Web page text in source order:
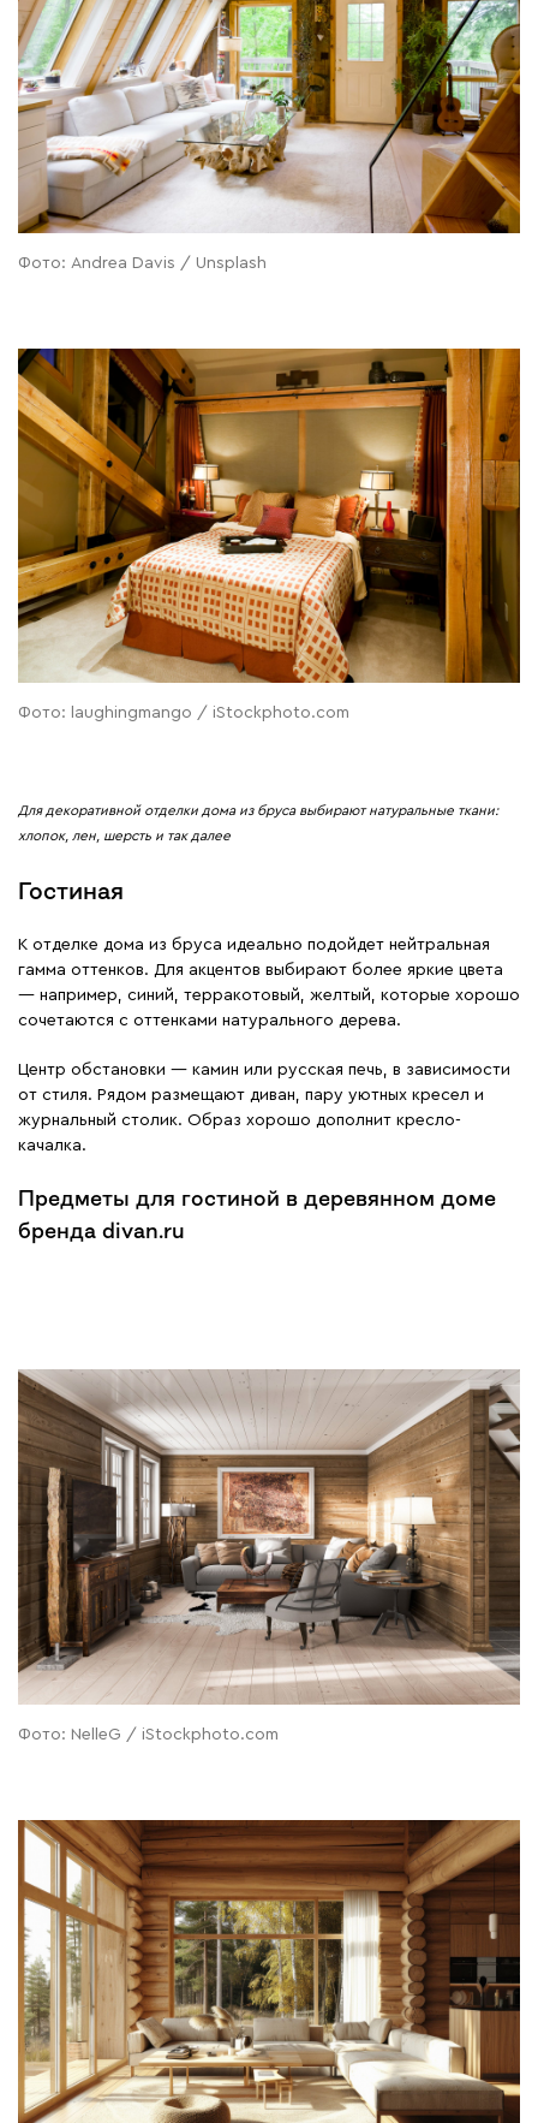
Фото: Andrea Davis / Unsplash
Фото: laughingmango / iStockphoto.com
Для декоративной отделки дома из бруса выбирают натуральные ткани:
хлопок, лен, шерсть и так далее
Гостиная
К отделке дома из бруса идеально подойдет нейтральная
гамма оттенков. Для акцентов выбирают более яркие цвета
— например, синий, терракотовый, желтый, которые хорошо
сочетаются с оттенками натурального дерева.
Центр обстановки — камин или русская печь, в зависимости
от стиля. Рядом размещают диван, пару уютных кресел и
журнальный столик. Образ хорошо дополнит кресло-
качалка.
Предметы для гостиной в деревянном доме
бренда divan.ru
Фото: NelleG / iStockphoto.com